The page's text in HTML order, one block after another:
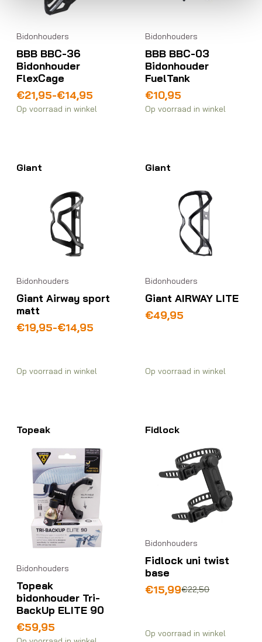
Bidonhouders
BBB BBC-36
Bidonhouder
FlexCage
€14,95
-
€21,95
Prijsklasse:
€14,95
Op voorraad in winkel
Bidonhouders
BBB BBC-03
Bidonhouder
FuelTank
€10,95
Op voorraad in winkel
Giant
Bidonhouders
Giant Airway sport
matt
€14,95
-
€19,95
Prijsklasse:
Op voorraad in winkel
Giant
Bidonhouders
Giant AIRWAY LITE
€49,95
Op voorraad in winkel
Topeak
Bidonhouders
Topeak
bidonhouder Tri-
BackUp ELITE 90
€59,95
Fidlock
Bidonhouders
Fidlock uni twist
base
€22,50
Oorspronkelijke
€15,99
Huidige
Op voorraad in winkel